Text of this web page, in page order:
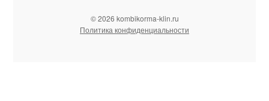
© 2026 kombikorma-klin.ru
Политика конфиденциальности